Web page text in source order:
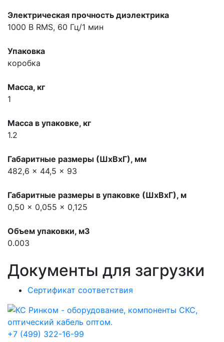
Электрическая прочность диэлектрика
1000 В RMS, 60 Гц/1 мин
Упаковка
коробка
Масса, кг
1
Масса в упаковке, кг
1.2
Габаритные размеры (ШхВхГ), мм
482,6 x 44,5 x 93
Габаритные размеры в упаковке (ШхВхГ), м
0,50 x 0,055 x 0,125
Объем упаковки, м3
0.003
Документы для загрузки
Сертификат соответствия
+7 (499) 322-16-99